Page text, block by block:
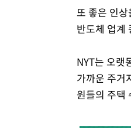
또 좋은 인
반도체 업계
NYT는 오랫
가까운 주거
원들의 주택